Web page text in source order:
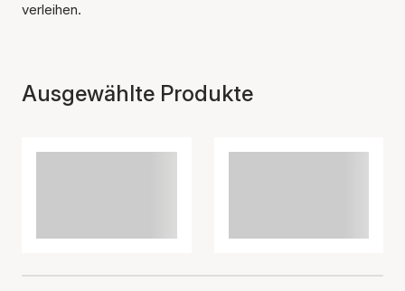
verleihen.
Ausgewählte Produkte